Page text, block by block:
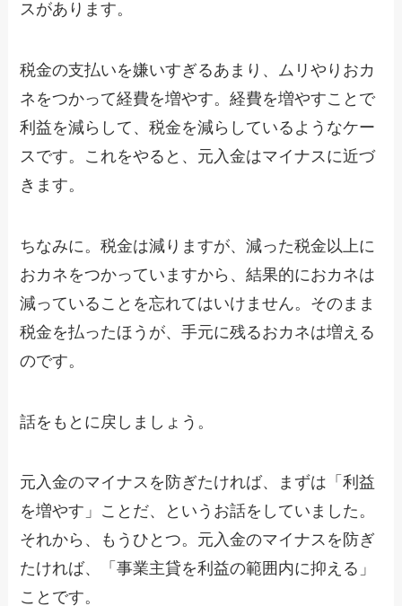
スがあります。
税金の支払いを嫌いすぎるあまり、ムリやりおカ
ネをつかって経費を増やす。経費を増やすことで
利益を減らして、税金を減らしているようなケー
スです。これをやると、元入金はマイナスに近づ
きます。
ちなみに。税金は減りますが、減った税金以上に
おカネをつかっていますから、結果的におカネは
減っていることを忘れてはいけません。そのまま
税金を払ったほうが、手元に残るおカネは増える
のです。
話をもとに戻しましょう。
元入金のマイナスを防ぎたければ、まずは「利益
を増やす」ことだ、というお話をしていました。
それから、もうひとつ。元入金のマイナスを防ぎ
たければ、「事業主貸を利益の範囲内に抑える」
ことです。